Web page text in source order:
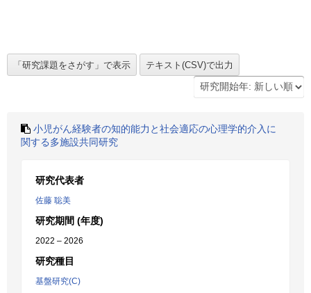
小児がん経験者の知的能力と社会適応の心理学的介入に
関する多施設共同研究
研究代表者
佐藤 聡美
研究期間 (年度)
2022 – 2026
研究種目
基盤研究(C)